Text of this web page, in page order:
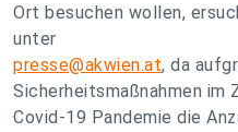
Ort besuchen wollen,
unter
presse@akwien.at, da
Sicherheitsmaßnahmen im
Covid-19 Pandemie die